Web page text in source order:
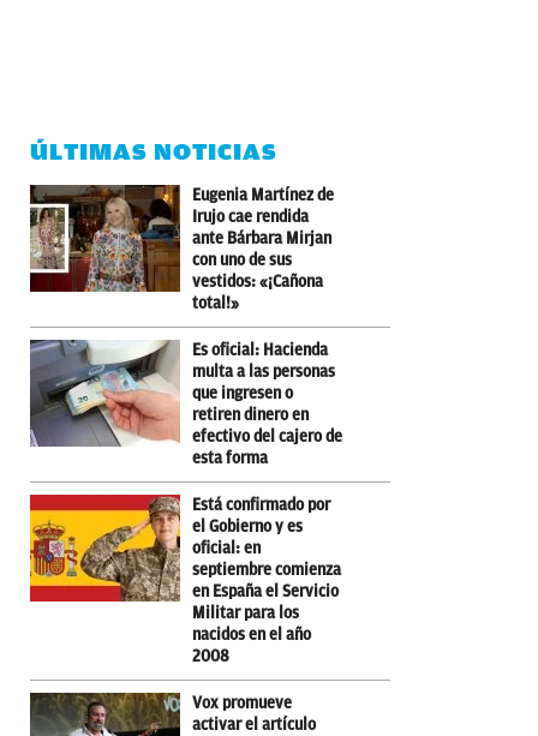
ÚLTIMAS NOTICIAS
Eugenia Martínez de
Irujo cae rendida
ante Bárbara Mirjan
con uno de sus
vestidos: «¡Cañona
total!»
Es oficial: Hacienda
multa a las personas
que ingresen o
retiren dinero en
efectivo del cajero de
esta forma
Está confirmado por
el Gobierno y es
oficial: en
septiembre comienza
en España el Servicio
Militar para los
nacidos en el año
2008
Vox promueve
activar el artículo